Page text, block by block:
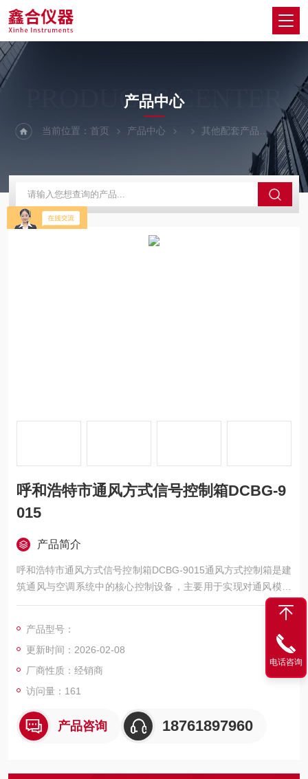
PRODUCTS CENTER
产品中心
当前位置：首页 产品中心 其他配套产品 呼和
呼和浩特市通风方式信号控制箱DCBG-9
015
产品简介
呼和浩特市通风方式信号控制箱DCBG-9015通风方式控制箱是建
筑通风与空调系统中的核心控制设备，主要用于实现对通风模式
的自动化切换与运行状态监控。该设备通过集成控制器、执行元
件及人机交互界面，可根据预设程序或外部信号（如火灾报警、
空气质量检测数据等）自动调节通风系统的运行模式，确保建筑
内部空气环境安全、舒适。
产品型号：
更新时间：2026-02-08
厂商性质：经销商
访问量：161
产品咨询 18761897960
电话咨询